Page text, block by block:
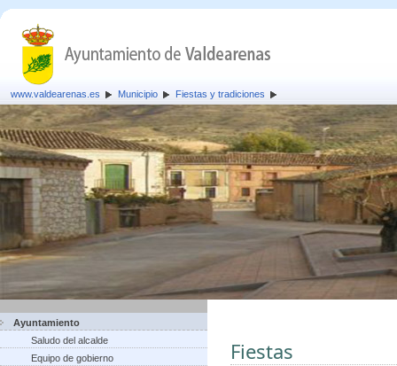
www.valdearenas.es Municipio Fiestas y tradiciones
Ayuntamiento
Saludo del alcalde
Equipo de gobierno
Fiestas